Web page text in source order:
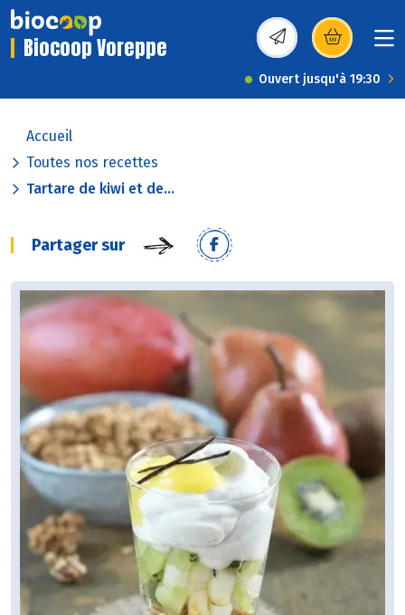
Biocoop Voreppe (s’ouvre dans une
Ouvert jusqu'à 19:30
Accueil
Toutes nos recettes
Tartare de kiwi et de...
Partager sur